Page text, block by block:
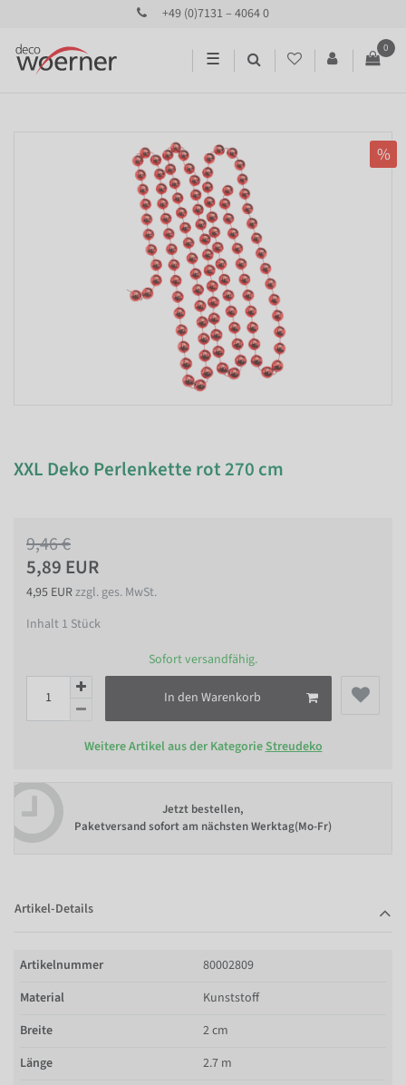
+49 (0)7131 – 4064 0
☰
0
%
XXL Deko Perlenkette rot 270 cm
9,46 €
5,89 EUR
4,95 EURzzgl. ges. MwSt.
Inhalt 1 Stück
Sofort versandfähig.
In den Warenkorb
Weitere Artikel aus der KategorieStreudeko
Jetzt bestellen,
Paketversand sofort am nächsten Werktag(Mo-Fr)
Artikel-Details
Artikelnummer
80002809
Material
Kunststoff
Breite
2 cm
Länge
2.7 m